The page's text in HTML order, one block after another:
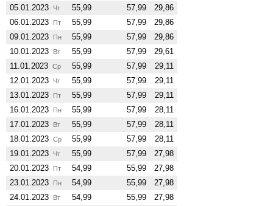
05.01.2023
Чт 55,99 57,99
29,86
06.01.2023
Пт 55,99 57,99
29,86
09.01.2023
Пн 55,99 57,99
29,86
10.01.2023
Вт 55,99 57,99
29,61
11.01.2023 Ср 55,99 57,99
29,11
12.01.2023
Чт 55,99 57,99
29,11
13.01.2023
Пт 55,99 57,99
29,11
16.01.2023
Пн 55,99 57,99
28,11
17.01.2023
Вт 55,99 57,99
28,11
18.01.2023 Ср 55,99 57,99
28,11
19.01.2023
Чт 55,99 57,99
27,98
20.01.2023
Пт 54,99 55,99
27,98
23.01.2023
Пн 54,99 55,99
27,98
24.01.2023
Вт 54,99 55,99
27,98